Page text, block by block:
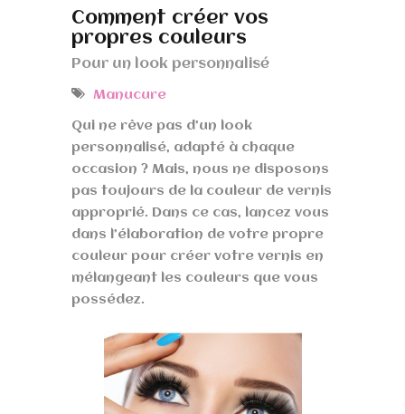
Comment créer vos
propres couleurs
Pour un look personnalisé
Manucure
Qui ne rêve pas d’un look
personnalisé, adapté à chaque
occasion ? Mais, nous ne disposons
pas toujours de la couleur de vernis
approprié. Dans ce cas, lancez vous
dans l’élaboration de votre propre
couleur pour créer votre vernis en
mélangeant les couleurs que vous
possédez.